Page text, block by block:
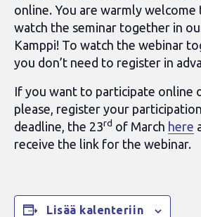
online. You are warmly welcome
watch the seminar together in
Kamppi! To watch the webinar
you don’t need to register in
If you want to participate online
please, register your
deadline, the 23rd of March here
receive the link for the webinar.
Lisää kalenteriin